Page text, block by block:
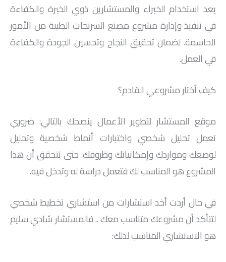
يعد استخدام الخبراء والمستشارين ذوي الخبرة والكفاءة
في تنفيذ وإدارة مشروع مصنع السرنجات الطبية من الأمور
الحاسمة. لضمان تحقيق النجاح وتحسين الجودة والكفاءة
في العمل.
كيف أختار مشروعي القادم؟
موقع المستشار لتطوير الأعمال ينصحك بالتالي: ضروري
تعمل تحليل شخصي واختبارات أنماط شخصية وتحليل
لوضعك ومواردك وإمكانياتك وظروفك. حتى تتحقق أن هذا
المشروع هو المناسب لك فتعمل دراسة له وتدخل فيه.
في حال أردت أخد استشارات من استشاري تخطيط شخصي
لتتأكد أن مشروعك متناسب معك .. فالمستشار شادي سليم
هو الاستشاري المناسب لذلك: